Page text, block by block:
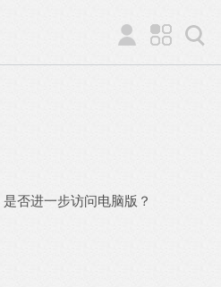
否进一步访问电脑版？